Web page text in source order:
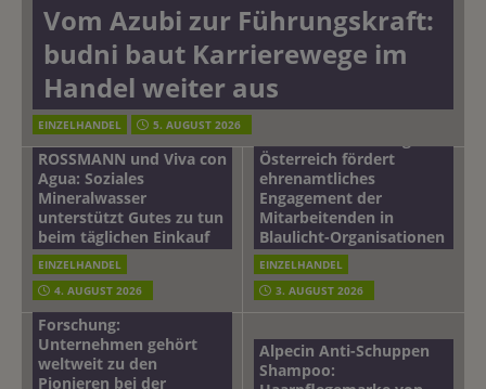
Vom Azubi zur Führungskraft:
budni baut Karrierewege im
Handel weiter aus
EINZELHANDEL 5. AUGUST 2026
ROSSMANN und Viva con
Agua: Soziales
Mineralwasser
unterstützt Gutes zu tun
beim täglichen Einkauf
EINZELHANDEL
4. AUGUST 2026
Österreich fördert
ehrenamtliches
Engagement der
Mitarbeitenden in
Blaulicht-Organisationen
EINZELHANDEL
3. AUGUST 2026
Beiersdorf
Hautmikrobiom-
Forschung:
Unternehmen gehört
weltweit zu den
Pionieren bei der
Alpecin Anti-Schuppen
Shampoo: